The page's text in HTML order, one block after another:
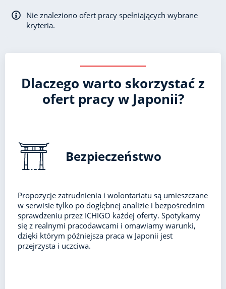
PT
SV
Nie znaleziono ofert pracy spełniających wybrane
kryteria.
Dlaczego warto skorzystać z
ofert pracy w Japonii?
Bezpieczeństwo
Propozycje zatrudnienia i wolontariatu są umieszczane
w serwisie tylko po dogłębnej analizie i bezpośrednim
sprawdzeniu przez ICHIGO każdej oferty. Spotykamy
się z realnymi pracodawcami i omawiamy warunki,
dzięki którym późniejsza praca w Japonii jest
przejrzysta i uczciwa.